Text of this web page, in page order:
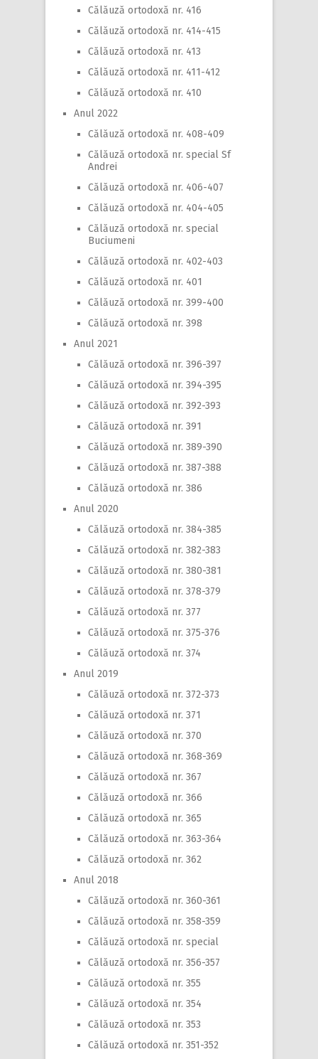
Călăuză ortodoxă nr. 416
Călăuză ortodoxă nr. 414-415
Călăuză ortodoxă nr. 413
Călăuză ortodoxă nr. 411-412
Călăuză ortodoxă nr. 410
Anul 2022
Călăuză ortodoxă nr. 408-409
Călăuză ortodoxă nr. special Sf
Andrei
Călăuză ortodoxă nr. 406-407
Călăuză ortodoxă nr. 404-405
Călăuză ortodoxă nr. special
Buciumeni
Călăuză ortodoxă nr. 402-403
Călăuză ortodoxă nr. 401
Călăuză ortodoxă nr. 399-400
Călăuză ortodoxă nr. 398
Anul 2021
Călăuză ortodoxă nr. 396-397
Călăuză ortodoxă nr. 394-395
Călăuză ortodoxă nr. 392-393
Călăuză ortodoxă nr. 391
Călăuză ortodoxă nr. 389-390
Călăuză ortodoxă nr. 387-388
Călăuză ortodoxă nr. 386
Anul 2020
Călăuză ortodoxă nr. 384-385
Călăuză ortodoxă nr. 382-383
Călăuză ortodoxă nr. 380-381
Călăuză ortodoxă nr. 378-379
Călăuză ortodoxă nr. 377
Călăuză ortodoxă nr. 375-376
Călăuză ortodoxă nr. 374
Anul 2019
Călăuză ortodoxă nr. 372-373
Călăuză ortodoxă nr. 371
Călăuză ortodoxă nr. 370
Călăuză ortodoxă nr. 368-369
Călăuză ortodoxă nr. 367
Călăuză ortodoxă nr. 366
Călăuză ortodoxă nr. 365
Călăuză ortodoxă nr. 363-364
Călăuză ortodoxă nr. 362
Anul 2018
Călăuză ortodoxă nr. 360-361
Călăuză ortodoxă nr. 358-359
Călăuză ortodoxă nr. special
Călăuză ortodoxă nr. 356-357
Călăuză ortodoxă nr. 355
Călăuză ortodoxă nr. 354
Călăuză ortodoxă nr. 353
Călăuză ortodoxă nr. 351-352